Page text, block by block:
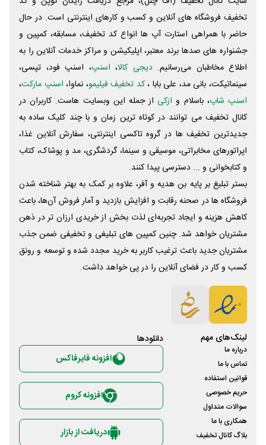
تخفیف فروشگاه های آنلاین و کسب و‌ کارهای اینترنتی است. در حال
حاضر با همراهی استارت آپ ها انواع کد تخفیف، مسابقه، کمپین و
جشنواره های صدها برند معتبر، اپلیکیشن و مراکز خدمات آنلاین را به
اطلاع مخاطبان می‌رسانیم. دیجی کالا، اسنپ، اسنپ فود، تپسی،
سینماتیکت، بانی مد، علی‌ بابا ،کد تخفیف فیلیمو، نماوا، اسنپ مارکت،
اسنپ شاپ، باسلام و ازکی از جمله این وبسایت ‌هاست. کاربران در
کانال تخفیف می توانند در کوتاه ترین زمان و با چند کلیک ساده به
جدیدترین تخفیف ها در گروه تاکسی اینترنتی، سفارش آنلاین غذا،
اپراتورهای مخابراتی، موسیقی و سینما، گردشگری، مد و پوشاک، کتاب
و کتابخوانی و ... دسترسی پیدا کنند.
بستر تبلیغ بر پایه بن هدیه و آفر، علاوه بر کمک به بهتر شناخته شدن
فروشگاه ها در صحنه رقابت و افزایش بازدید و آمار فروش آن‌ها، باعث
کاهش هزینه و ایجاد تجربه‌ای لذت بخش از خریدی ارزان تر در ذهن
مشتریان خواهد شد. چنین کمپین های تبلیغی و تخفیفی ضمن جذب
مشتریان جدید باعث ترغیب کاربر به خرید مجدد شده و توسعه و رونق
کسب و کار در فضای آنلاین را در پی خواهد داشت.
لینک‌های مهم
درباره ما
تماس با ما
قوانین استفاده
حریم خصوصی
سوالات متداول
همکاری با ما
بلاگ کانال تخفیف
دانلود‌ها
افزونه فایرفاکس
افزونه کروم
دریافت از بازار